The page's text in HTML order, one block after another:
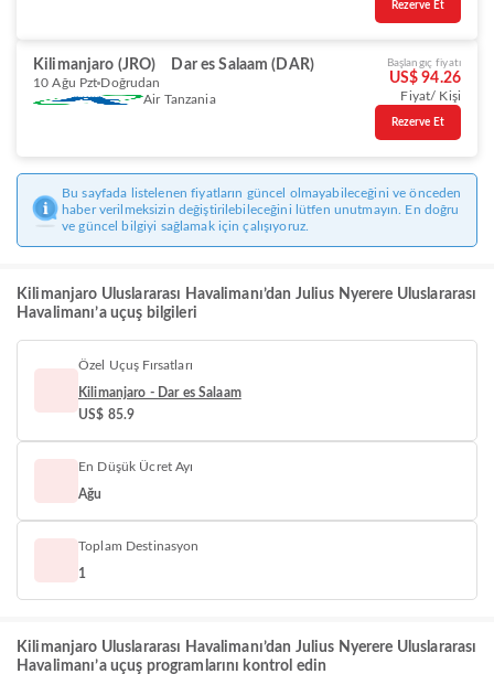
Rezerve Et
Kilimanjaro (JRO) Dar es Salaam (DAR)
10 Ağu Pzt Doğrudan
Air Tanzania
Başlangıç fiyatı
US$ 94.26
Fiyat/ Kişi
Rezerve Et
Bu sayfada listelenen fiyatların güncel olmayabileceğini ve önceden
haber verilmeksizin değiştirilebileceğini lütfen unutmayın. En doğru
ve güncel bilgiyi sağlamak için çalışıyoruz.
Kilimanjaro Uluslararası Havalimanı’dan Julius Nyerere Uluslararası
Havalimanı’a uçuş bilgileri
Özel Uçuş Fırsatları
Kilimanjaro - Dar es Salaam
US$ 85.9
En Düşük Ücret Ayı
Ağu
Toplam Destinasyon
1
Kilimanjaro Uluslararası Havalimanı’dan Julius Nyerere Uluslararası
Havalimanı’a uçuş programlarını kontrol edin